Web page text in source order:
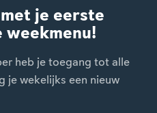
je eerste
heb je toegang tot alle
je wekelijks een nieuw